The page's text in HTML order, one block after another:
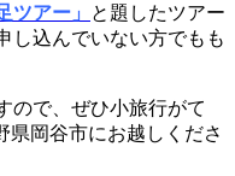
ツアー」
と題したツアー
し込んでいない方でもも
ので、ぜひ小旅行がて
県岡谷市にお越しくださ